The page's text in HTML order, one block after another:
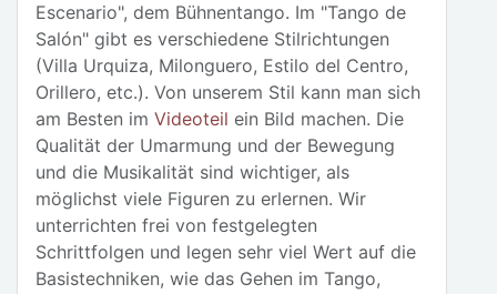
Escenario", dem Bühnentango. Im "Tango de
Salón" gibt es verschiedene Stilrichtungen
(Villa Urquiza, Milonguero, Estilo del Centro,
Orillero, etc.). Von unserem Stil kann man sich
am Besten im Videoteil ein Bild machen. Die
Qualität der Umarmung und der Bewegung
und die Musikalität sind wichtiger, als
möglichst viele Figuren zu erlernen. Wir
unterrichten frei von festgelegten
Schrittfolgen und legen sehr viel Wert auf die
Basistechniken, wie das Gehen im Tango,